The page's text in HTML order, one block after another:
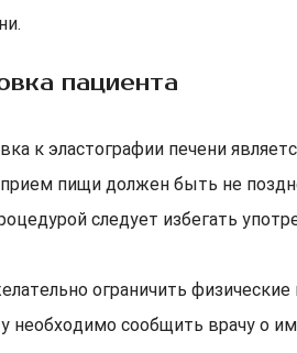
пациента
к эластографии печени
пищи должен быть не
следует избегать
ограничить физические
необходимо сообщить врачу о